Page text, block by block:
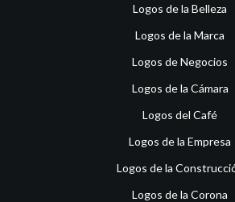
Logos de la Belleza
Logos de la Marca
Logos de Negocios
Logos de la Cámara
Logos del Café
Logos de la Empresa
Logos de la
Logos de la Corona